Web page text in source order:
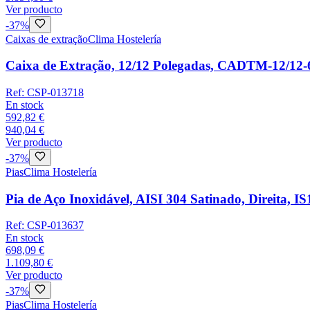
Ver producto
-37%
Caixas de extraçãoClima Hostelería
Caixa de Extração, 12/12 Polegadas, CADTM-12/
Ref: CSP-013718
En stock
592,82 €
940,04 €
Ver producto
-37%
PiasClima Hostelería
Pia de Aço Inoxidável, AISI 304 Satinado, Direita,
Ref: CSP-013637
En stock
698,09 €
1.109,80 €
Ver producto
-37%
PiasClima Hostelería